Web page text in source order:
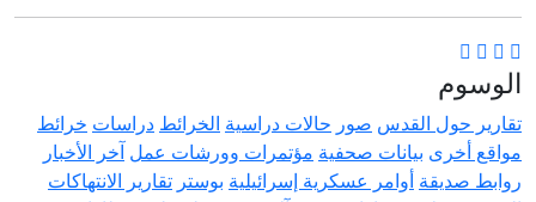
الوسوم
تقارير حول القدس صور حالات دراسية الخرائط دراسات خرائط
مواقع أخرى بيانات صحفية مؤتمرات وورشات عمل آخر الأخبار
روابط صديقة أوامر عسكرية إسرائيلية بوستر تقارير الانتهاكات